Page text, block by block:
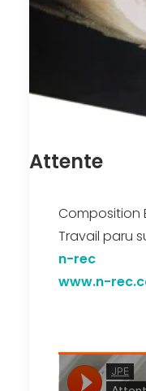
Attente
Composition
Travail paru
n-rec
www.n-